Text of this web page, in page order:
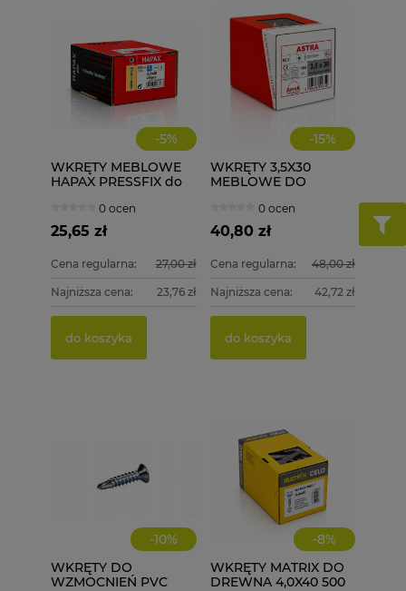
-5%
WKRĘTY MEBLOWE
HAPAX PRESSFIX do
4x30 200 szt.
ściągające
0 ocen
25,65 zł
Cena regularna: 27,00 zł
Najniższa cena: 23,76 zł
do koszyka
-15%
WKRĘTY 3,5X30
MEBLOWE DO
0 ocen
40,80 zł
Cena regularna: 48,00 zł
Najniższa cena: 42,72 zł
do koszyka
-10%
WKRĘTY DO
WZMOCNIEŃ PVC
-8%
WKRĘTY MATRIX DO
DREWNA 4,0X40 500